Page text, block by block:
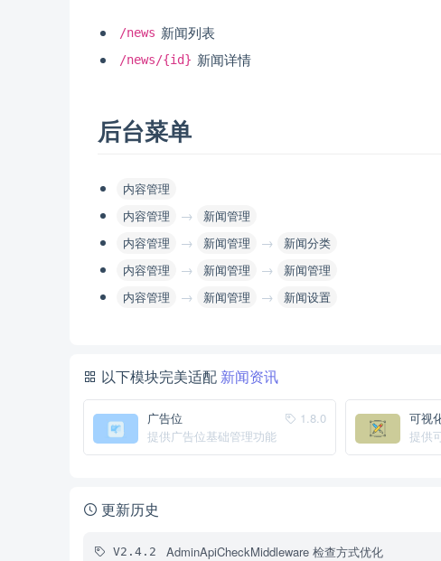
/news 新闻列表
/news/{id} 新闻详情
后台菜单
内容管理
内容管理
→
新闻管理
内容管理
→ 新闻管理 →
新闻分类
内容管理
→ 新闻管理 →
新闻管理
内容管理
→ 新闻管理 → 新闻设置
以下模块完美适配 新闻资讯
1.8.0
广告位
提供广告位基础管理功能
可视
提供
页系
更新历史
V2.4.2 AdminApiCheckMiddleware 检查方式优化